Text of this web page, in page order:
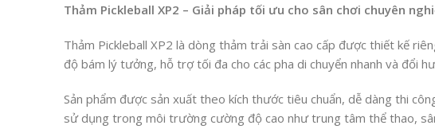
Thảm Pickleball XP2 – Giải pháp tối ưu cho sân chơi chuyên
Thảm Pickleball XP2 là dòng thảm trải sàn cao cấp được thiết kế
độ bám lý tưởng, hỗ trợ tối đa cho các pha di chuyển nhanh và đổi
Sản phẩm được sản xuất theo kích thước tiêu chuẩn, dễ dàng thi
sử dụng trong môi trường cường độ cao như trung tâm thể thao,